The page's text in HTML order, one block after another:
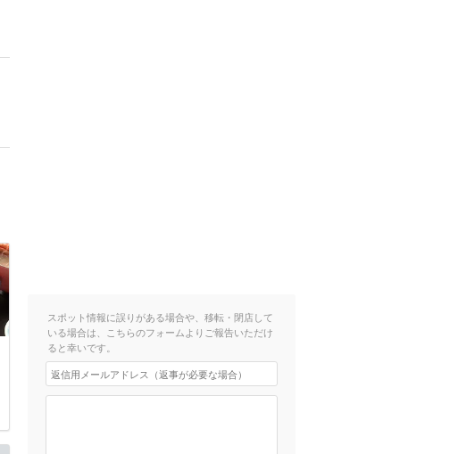
スポット情報に誤りがある場合や、移転・閉店して
いる場合は、こちらのフォームよりご報告いただけ
ると幸いです。